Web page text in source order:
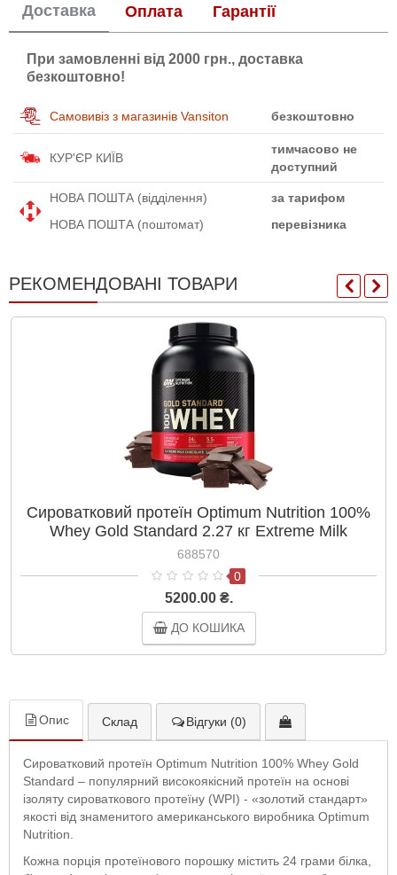
Доставка Оплата Гарантії
При замовленні від 2000 грн., доставка
безкоштовно!
Самовивіз з магазинів Vansiton безкоштовно
КУР'ЄР КИЇВ
тимчасово не
доступний
НОВА ПОШТА (відділення)
за тарифом
НОВА ПОШТА (поштомат)
перевізника
РЕКОМЕНДОВАНІ ТОВАРИ
Сироватковий протеїн Optimum Nutrition 100%
Whey Gold Standard 2.27 кг Extreme Milk
Chocolate
688570
0
5200.00 ₴.
ДО КОШИКА
Опис Склад Відгуки (0)
Сироватковий протеїн Optimum Nutrition 100% Whey Gold
Standard – популярний високоякісний протеїн на основі
ізоляту сироваткового протеїну (WPI) - «золотий стандарт»
якості від знаменитого американського виробника Optimum
Nutrition.
Кожна порція протеїнового порошку містить 24 грами білка,